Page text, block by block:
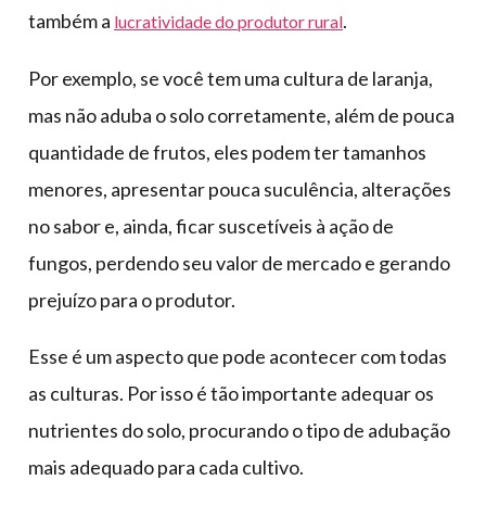
também a lucratividade do produtor rural.
Por exemplo, se você tem uma cultura de laranja,
mas não aduba o solo corretamente, além de pouca
quantidade de frutos, eles podem ter tamanhos
menores, apresentar pouca suculência, alterações
no sabor e, ainda, ficar suscetíveis à ação de
fungos, perdendo seu valor de mercado e gerando
prejuízo para o produtor.
Esse é um aspecto que pode acontecer com todas
as culturas. Por isso é tão importante adequar os
nutrientes do solo, procurando o tipo de adubação
mais adequado para cada cultivo.